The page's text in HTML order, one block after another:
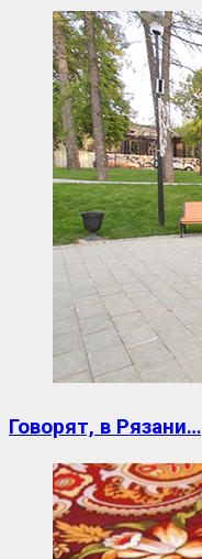
Говорят, в Рязани…